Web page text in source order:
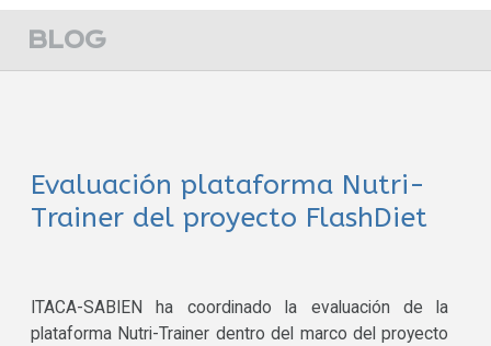
PRESENTACIÓN
ACTIVIDADES
COMUNICACIÓN
BLOG
Evaluación plataforma Nutri-
Trainer del proyecto FlashDiet
ITACA-SABIEN ha coordinado la evaluación de la
plataforma Nutri-Trainer dentro del marco del proyecto